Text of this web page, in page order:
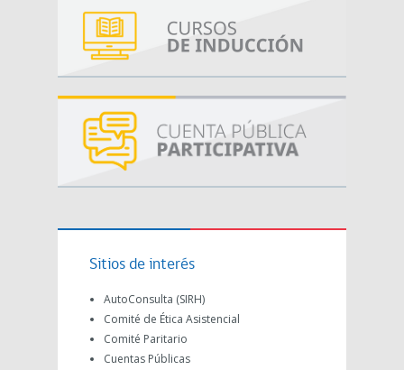
Sitios de interés
AutoConsulta (SIRH)
Comité de Ética Asistencial
Comité Paritario
Cuentas Públicas